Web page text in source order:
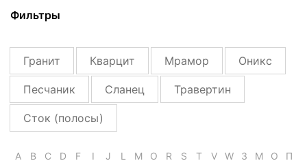
Фильтры
Гранит Кварцит Мрамор Оникс
Песчаник Сланец Травертин
Сток (полосы)
A B C D F I J L M O R S T V W З М О
П